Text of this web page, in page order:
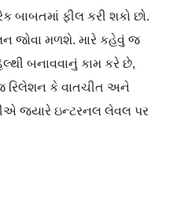
બાબતમાં ફીલ કરી શકો છો.
જોવા મળશે. મારે કહેવું જ
બનાવવાનું કામ કરે છે,
રિલેશન કે વાતચીત અને
જ્યારે ઇન્ટરનલ લેવલ પર